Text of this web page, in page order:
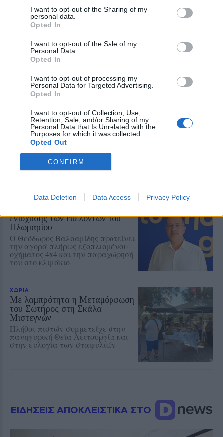
I want to opt-out of the Sharing of my
personal data.
Opted In
I want to opt-out of the Sale of my
Personal Data.
Opted In
I want to opt-out of processing my
Personal Data for Targeted Advertising.
Opted In
I want to opt-out of Collection, Use,
Retention, Sale, and/or Sharing of my
Personal Data that Is Unrelated with the
Purposes for which it was collected.
Opted Out
CONFIRM
Data Deletion Data Access Privacy Policy
Η Αγιάσος τίμησε τη
Η καθιερωμένη περιφορά της
εικόνας από τον Ιερό Ναό της
Παναγίας έως τον ναΐσκο της
Κτηματολόγιο και παλιό
Κολυμβητήριο στη συνάντηση
Κουφέλου με το ΤΕΕ
Πολεοδομικός σχεδιασμός,
αντισεισμική προστασία και
στελέχωση των τεχνικών
υπηρεσιών βρέθηκαν επίσης στην
ατζέντα της συζήτησης
ΑΥΤΟΔΙΟΙΚΗΣΗ
ενίσχυσης των εθελοντών του
Πλωμαρίου
Ο Θεόδωρος Βαλσαμίδης προτείνει
την αγορά πλήρως εξοπλισμένου
οχήματος 4x4 και την παραχώρησή
του στο κλιμάκιο
ΧΩΡΙΑ
Με λαμπρότητα η Μεταμόρφωση
του Σωτήρος στη Σκάλα
Μιστεγνών
Πλήθος πιστών συμμετείχε στην
πανηγυρική Θεία Λειτουργία και
στην ευλογία των σταφυλιών
ΕΙΔΗΣΕΙΣ ΑΠΟΚΛΕΙΣΤΙΚΑ ΣΤΟ